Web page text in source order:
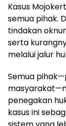
Kasus
semua pihak.
tindakan
serta
melalui jalur
Semua
penegakan
kasus ini